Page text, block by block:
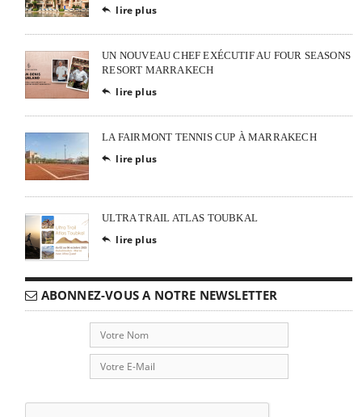
 lire plus
UN NOUVEAU CHEF EXÉCUTIF AU FOUR SEASONS
RESORT MARRAKECH
 lire plus
LA FAIRMONT TENNIS CUP À MARRAKECH
 lire plus
ULTRA TRAIL ATLAS TOUBKAL
 lire plus
ABONNEZ-VOUS A NOTRE NEWSLETTER